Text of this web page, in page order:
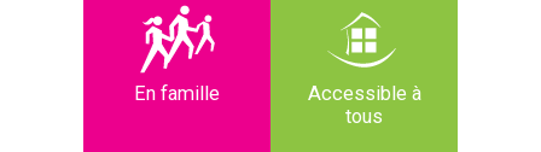
En famille
Accessible à
tous